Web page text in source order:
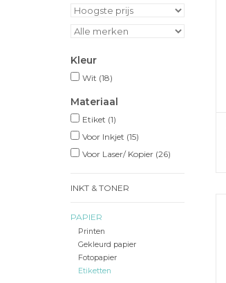
Kleur
Wit (18)
Materiaal
Etiket (1)
Voor Inkjet (15)
Voor Laser/ Kopier (26)
INKT & TONER
PAPIER
Printen
Gekleurd papier
Fotopapier
Etiketten